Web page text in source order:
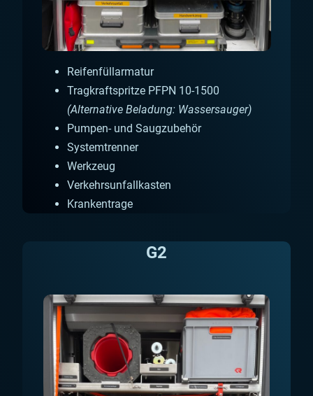
Reifenfüllarmatur
Tragkraftspritze PFPN 10-1500
(Alternative Beladung: Wassersauger)
Pumpen- und Saugzubehör
Systemtrenner
Werkzeug
Verkehrsunfallkasten
Krankentrage
G2